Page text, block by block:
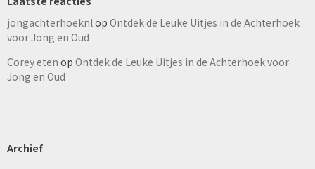
jongachterhoeknl op Ontdek de Leuke Uitjes in de Achterhoek
voor Jong en Oud
Corey eten op Ontdek de Leuke Uitjes in de Achterhoek voor
Jong en Oud
Archief